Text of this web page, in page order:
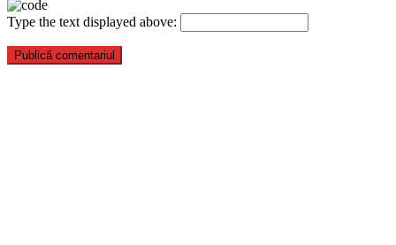
Type the text displayed above: